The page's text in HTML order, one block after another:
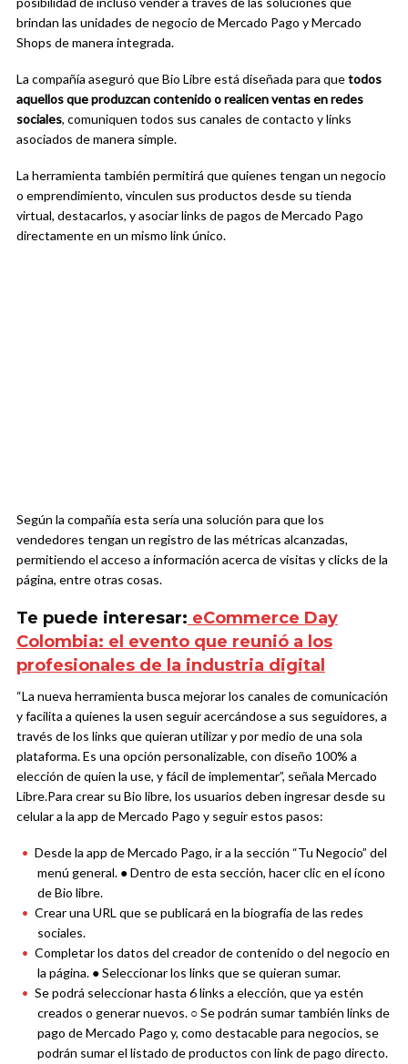
brindan las unidades de negocio de Mercado Pago y Mercado
Shops de manera integrada.
La compañía aseguró que Bio Libre está diseñada para quetodos
aquellos que produzcan contenido o realicen ventas en redes
sociales, comuniquen todos sus canales de contacto y links
asociados de manera simple.
La herramienta también permitirá que quienes tengan un negocio
o emprendimiento, vinculen sus productos desde su tienda
virtual, destacarlos, y asociar links de pagos de Mercado Pago
directamente en un mismo link único.
Según la compañía esta sería una solución para que los
vendedores tengan un registro de las métricas alcanzadas,
permitiendo el acceso a información acerca de visitas y clicks de la
página, entre otras cosas.
Te puede interesar: eCommerce Day
Colombia: el evento que reunió a los
profesionales de la industria digital
“La nueva herramienta busca mejorar los canales de comunicación
y facilita a quienes la usen seguir acercándose a sus seguidores, a
través de los links que quieran utilizar y por medio de una sola
plataforma. Es una opción personalizable, con diseño 100% a
elección de quien la use, y fácil de implementar”, señala Mercado
Libre.Para crear su Bio libre, los usuarios deben ingresar desde su
celular a la app de Mercado Pago y seguir estos pasos:
Desde la app de Mercado Pago, ir a la sección “Tu Negocio” del
menú general. ●Dentro de esta sección, hacer clic en el ícono
de Bio libre.
Crear una URL que se publicará en la biografía de las redes
sociales.
Completar los datos del creador de contenido o del negocio en
la página. ●Seleccionar los links que se quieran sumar.
Se podrá seleccionar hasta 6 links a elección, que ya estén
creados o generar nuevos. ○Se podrán sumar también links de
pago de Mercado Pago y, como destacable para negocios, se
podrán sumar el listado de productos con link de pago directo.